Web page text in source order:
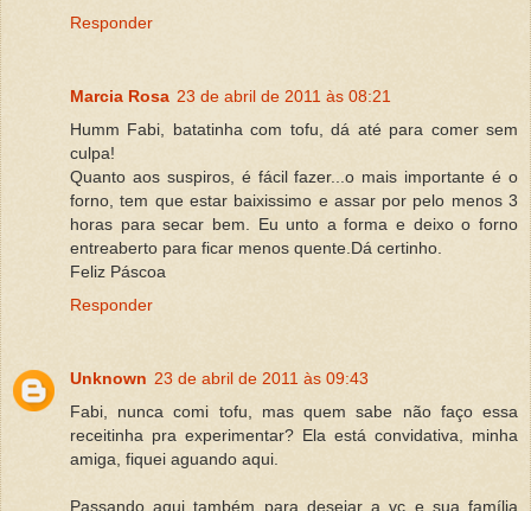
Responder
Marcia Rosa 23 de abril de 2011 às 08:21
Humm Fabi, batatinha com tofu, dá até para comer sem
culpa!
Quanto aos suspiros, é fácil fazer...o mais importante é o
forno, tem que estar baixissimo e assar por pelo menos 3
horas para secar bem. Eu unto a forma e deixo o forno
entreaberto para ficar menos quente.Dá certinho.
Feliz Páscoa
Responder
Unknown 23 de abril de 2011 às 09:43
Fabi, nunca comi tofu, mas quem sabe não faço essa
receitinha pra experimentar? Ela está convidativa, minha
amiga, fiquei aguando aqui.
Passando aqui também para desejar a vc e sua família